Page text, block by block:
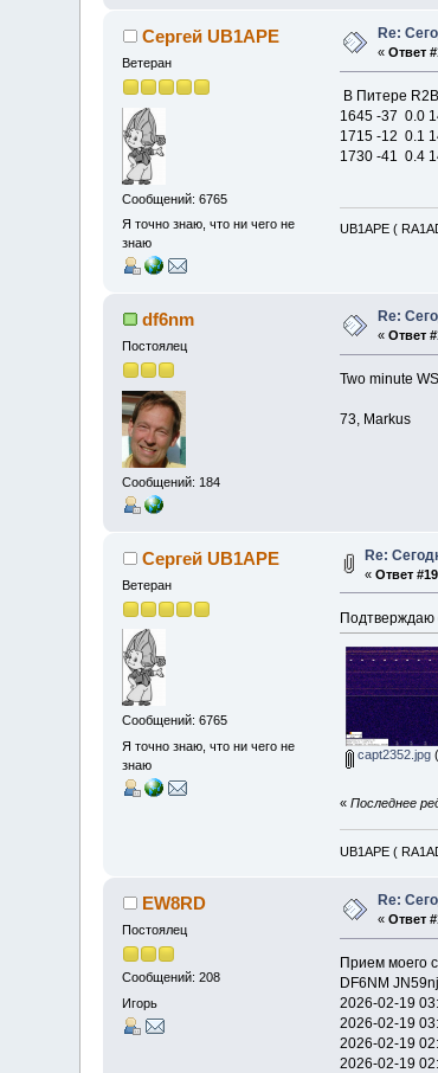
Сергей UB1APE
Ветеран
Сообщений: 6765
Я точно знаю, что ни чего не
знаю
Re:
«Ответ
В Питере
1645 -37 0.0
1715 -12 0.1
1730 -41 0.4
UB1APE (
df6nm
Постоялец
Сообщений: 184
Re:
«Ответ
Two minute
73, Markus
Сергей UB1APE
Ветеран
Сообщений: 6765
Я точно знаю, что ни чего не
знаю
Re:
«Ответ
Подтверждаю
capt2352.jpg
« Последнее
UB1APE (
EW8RD
Постоялец
Сообщений: 208
Игорь
Re:
«Ответ
Прием моего
DF6NM
2026-02-19
2026-02-19
2026-02-19
2026-02-19